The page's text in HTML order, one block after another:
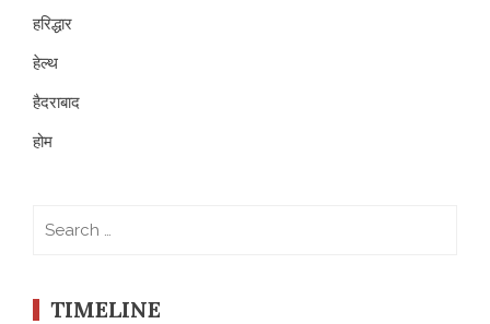
हरिद्धार
हेल्थ
हैदराबाद
होम
TIMELINE